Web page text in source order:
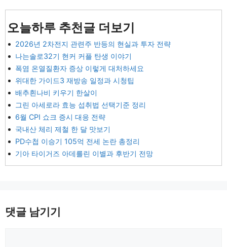
오늘하루 추천글 더보기
2026년 2차전지 관련주 반등의 현실과 투자 전략
나는솔로32기 현커 커플 탄생 이야기
폭염 온열질환자 증상 이렇게 대처하세요
위대한 가이드3 재방송 일정과 시청팁
배추흰나비 키우기 한살이
그린 아세로라 효능 섭취법 선택기준 정리
6월 CPI 쇼크 증시 대응 전략
국내산 체리 제철 한 달 맛보기
PD수첩 이승기 105억 전세 논란 총정리
기아 타이거즈 아데를린 이별과 후반기 전망
댓글 남기기